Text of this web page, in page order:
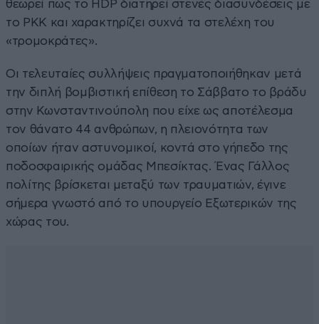
θεωρεί πως το HDP διατηρεί στενές διασυνδέσεις με
το PKK και χαρακτηρίζει συχνά τα στελέχη του
«τρομοκράτες».
Οι τελευταίες συλλήψεις πραγματοποιήθηκαν μετά
την διπλή βομβιστική επίθεση το Σάββατο το βράδυ
στην Κωνσταντινούπολη που είχε ως αποτέλεσμα
τον θάνατο 44 ανθρώπων, η πλειονότητα των
οποίων ήταν αστυνομικοί, κοντά στο γήπεδο της
ποδοσφαιρικής ομάδας Μπεσίκτας. Ένας Γάλλος
πολίτης βρίσκεται μεταξύ των τραυματιών, έγινε
σήμερα γνωστό από το υπουργείο Εξωτερικών της
χώρας του.